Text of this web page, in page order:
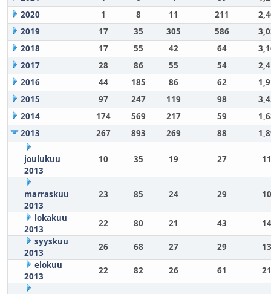
2020
1 8 11 211
2019
17 35 305 586
2018
17 55 42 64
2017
28 86 55 54
2016
44 185 86 62
2015
97 247 119 98
2014
174 569 217 59
2013
267 893 269 88
joulukuu
2013
10 35 19 27
marraskuu
2013
23 85 24 29
lokakuu
2013
22 80 21 43
syyskuu
2013
26 68 27 29
elokuu
2013
22 82 26 61